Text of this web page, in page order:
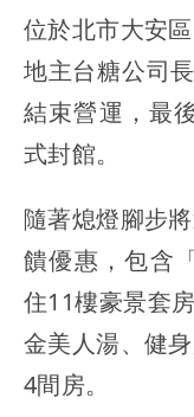
位於北市大安
地主台糖公司
結束營運，最
式封館。
隨著熄燈腳步
饋優惠，包含
住11樓豪景套
金美人湯、健
4間房。